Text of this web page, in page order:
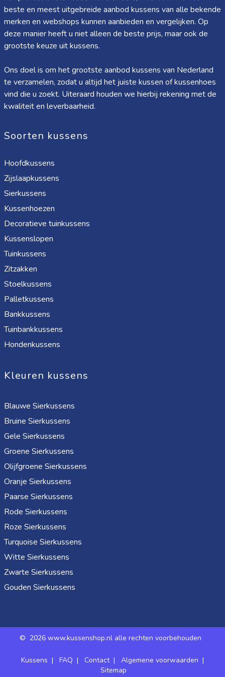
beste en meest uitgebreide aanbod kussens van alle bekende
merken en webshops kunnen aanbieden en vergelijken. Op
deze manier heeft u niet alleen de beste prijs, maar ook de
grootste keuze uit kussens.
Ons doel is om het grootste aanbod kussens van Nederland
te verzamelen, zodat u altijd het juiste kussen of kussenhoes
vind die u zoekt. Uiteraard houden we hierbij rekening met de
kwaliteit en leverbaarheid.
Soorten kussens
Hoofdkussens
Zijslaapkussens
Sierkussens
Kussenhoezen
Decoratieve tuinkussens
Kussenslopen
Tuinkussens
Zitzakken
Stoelkussens
Palletkussens
Bankkussens
Tuinbankkussens
Hondenkussens
Kleuren kussens
Blauwe Sierkussens
Bruine Sierkussens
Gele Sierkussens
Groene Sierkussens
Olijfgroene Sierkussens
Oranje Sierkussens
Paarse Sierkussens
Rode Sierkussens
Roze Sierkussens
Turquoise Sierkussens
Witte Sierkussens
Zwarte Sierkussens
Gouden Sierkussens
© 2026 www.kussenshop.nl alle rechten voorbehouden
Kussens | FAQ | Contact| Algemene voorwaarden |
Sitemap